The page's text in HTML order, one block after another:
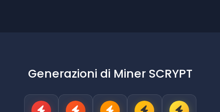
Generazioni di Miner SCRYPT